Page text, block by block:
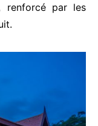
renforcé par les